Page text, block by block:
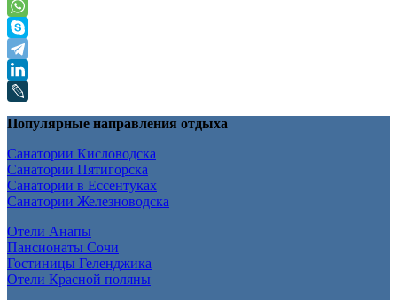
Популярные направления отдыха
Санатории Кисловодска
Санатории Пятигорска
Санатории в Ессентуках
Санатории Железноводска
Отели Анапы
Пансионаты Сочи
Гостиницы Геленджика
Отели Красной поляны